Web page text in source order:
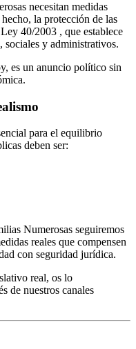
necesitan medidas
la protección de las
40/2003 , que establece
y administrativos.
es un anuncio político sin
para el equilibrio
deben ser:
Numerosas seguiremos
reales que compensen
con seguridad jurídica.
real, os lo
de nuestros canales